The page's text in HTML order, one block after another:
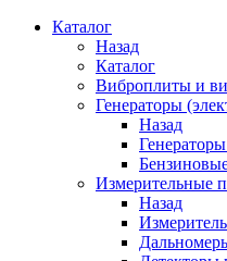
Каталог
Назад
Каталог
Виброплиты и
Генераторы
Назад
Измерительные
Назад